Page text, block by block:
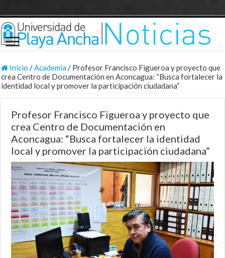
Inicio /Academia/ Profesor Francisco Figueroa y proyecto que
crea Centro de Documentación en Aconcagua: “Busca fortalecer la
identidad local y promover la participación ciudadana”
Profesor Francisco Figueroa y proyecto que
crea Centro de Documentación en
Aconcagua: “Busca fortalecer la identidad
local y promover la participación ciudadana”